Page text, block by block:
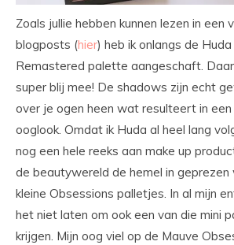
Zoals jullie hebben kunnen lezen in een
blogposts (hier) heb ik onlangs de
Remastered palette aangeschaft.
super blij mee! De shadows zijn echt
over je ogen heen wat resulteert in
ooglook. Omdat ik Huda al heel lang
nog een hele reeks aan make up
de beautywereld de hemel in geprezen
kleine Obsessions palletjes. In al mijn
het niet laten om ook een van die mini
krijgen. Mijn oog viel op de Mauve